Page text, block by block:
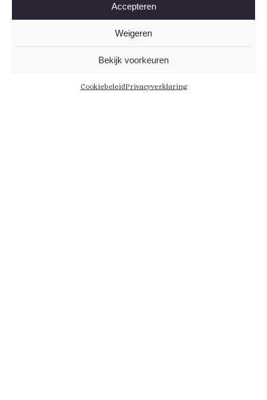
Accepteren
Weigeren
Bekijk voorkeuren
CookiebeleidPrivacyverklaring